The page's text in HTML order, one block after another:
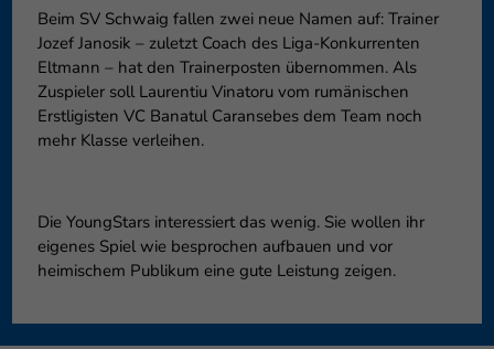
Beim SV Schwaig fallen zwei neue Namen auf: Trainer
Jozef Janosik – zuletzt Coach des Liga-Konkurrenten
Eltmann – hat den Trainerposten übernommen. Als
Zuspieler soll Laurentiu Vinatoru vom rumänischen
Erstligisten VC Banatul Caransebes dem Team noch
mehr Klasse verleihen.
Die YoungStars interessiert das wenig. Sie wollen ihr
eigenes Spiel wie besprochen aufbauen und vor
heimischem Publikum eine gute Leistung zeigen.